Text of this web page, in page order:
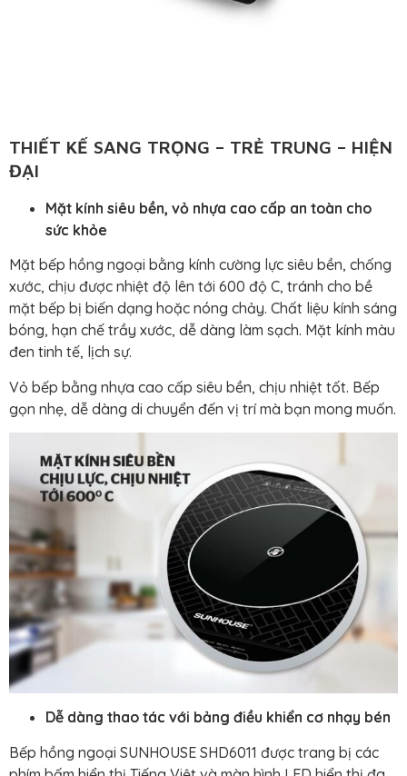
THIẾT KẾ SANG TRỌNG – TRẺ TRUNG – HIỆN
ĐẠI
Mặt kính siêu bền, vỏ nhựa cao cấp an toàn cho
sức khỏe
Mặt bếp hồng ngoại bằng kính cường lực siêu bền, chống
xước, chịu được nhiệt độ lên tới 600 độ C, tránh cho bề
mặt bếp bị biến dạng hoặc nóng chảy. Chất liệu kính sáng
bóng, hạn chế trầy xước, dễ dàng làm sạch. Mặt kính màu
đen tinh tế, lịch sự.
Vỏ bếp bằng nhựa cao cấp siêu bền, chịu nhiệt tốt. Bếp
gọn nhẹ, dễ dàng di chuyển đến vị trí mà bạn mong muốn.
Dễ dàng thao tác với bảng điều khiển cơ nhạy bén
Bếp hồng ngoại SUNHOUSE SHD6011 được trang bị các